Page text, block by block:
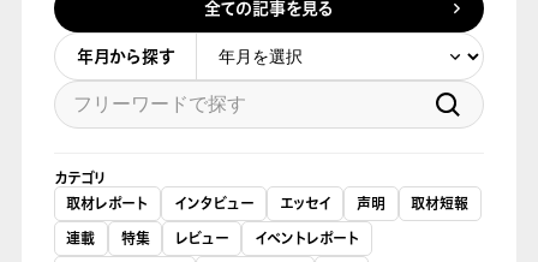
全ての記事を見る
年月から探す
カテゴリ
取材レポート
インタビュー エッセイ 声明
取材短報
連載
特集 レビュー
イベントレポート